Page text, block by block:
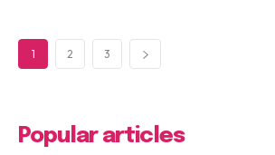
1 2 3
Popular articles